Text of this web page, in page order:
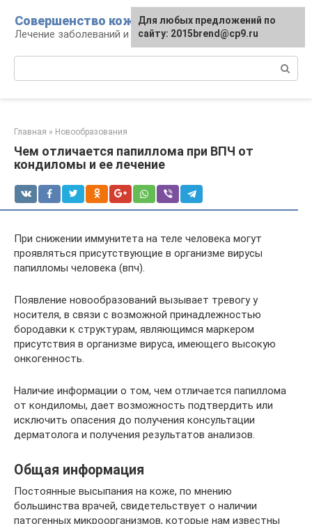
контенту
Совершенство кожи
Лечение заболеваний и уход за кожей
Главная » Новообразования
Чем отличается папиллома при ВПЧ от
кондиломы и ее лечение
При снижении иммунитета на теле человека могут
проявляться присутствующие в организме вирусы
папилломы человека (впч).
Появление новообразований вызывает тревогу у
носителя, в связи с возможной принадлежностью
бородавки к структурам, являющимся маркером
присутствия в организме вируса, имеющего высокую
онкогенность.
Наличие информации о том, чем отличается папиллома
от кондиломы, дает возможность подтвердить или
исключить опасения до получения консультации
дерматолога и получения результатов анализов.
Общая информация
Постоянные высыпания на коже, по мнению
большинства врачей, свидетельствует о наличии
патогенных микроорганизмов, которые нам известны
Для любых предложений по
сайту: 2015brend@cp9.ru